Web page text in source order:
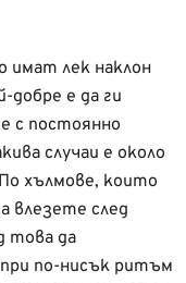
имат лек наклон
добре е да ги
с постоянно
случаи е около
хълмове, които
влезете след
това да
по-нисък ритъм